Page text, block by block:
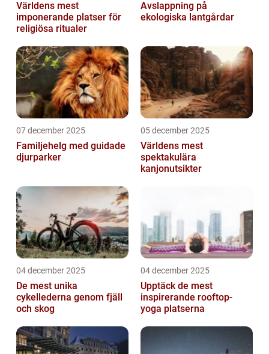
Världens mest
imponerande platser för
religiösa ritualer
Avslappning på
ekologiska lantgårdar
07 december 2025
Familjehelg med guidade
djurparker
05 december 2025
Världens mest
spektakulära
kanjonutsikter
04 december 2025
De mest unika
cykellederna genom fjäll
och skog
04 december 2025
Upptäck de mest
inspirerande rooftop-
yoga platserna